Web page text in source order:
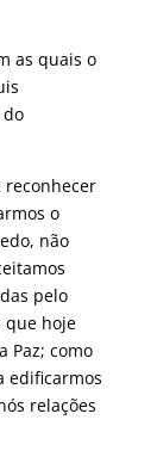
as quais o
reconhecer
o
não
pelo
que hoje
Paz; como
edificarmos
relações